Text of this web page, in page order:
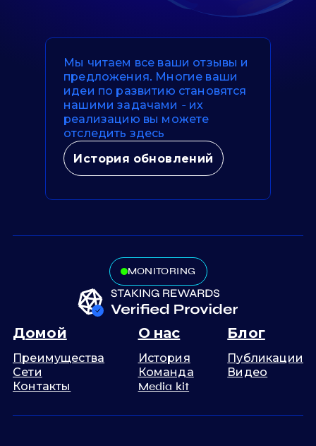
Мы читаем все ваши отзывы и
предложения. Многие ваши
идеи по развитию становятся
нашими задачами - их
реализацию вы можете
отследить здесь
История обновлений
MONITORING
Домой
Преимущества
Сети
Контакты
О нас
История
Команда
Media kit
Блог
Публикации
Видео